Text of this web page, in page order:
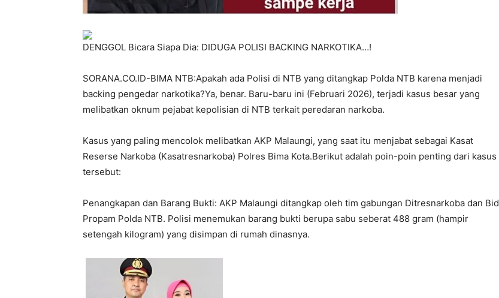
DENGGOL Bicara Siapa Dia: DIDUGA POLISI BACKING NARKOTIKA…!
SORANA.CO.ID-BIMA NTB:Apakah ada Polisi di NTB yang ditangkap Polda NTB karena menjadi
backing pengedar narkotika?Ya, benar. Baru-baru ini (Februari 2026), terjadi kasus besar yang
melibatkan oknum pejabat kepolisian di NTB terkait peredaran narkoba.
Kasus yang paling mencolok melibatkan AKP Malaungi, yang saat itu menjabat sebagai Kasat
Reserse Narkoba (Kasatresnarkoba) Polres Bima Kota.Berikut adalah poin-poin penting dari kasus
tersebut:
Penangkapan dan Barang Bukti: AKP Malaungi ditangkap oleh tim gabungan Ditresnarkoba dan Bid
Propam Polda NTB. Polisi menemukan barang bukti berupa sabu seberat 488 gram (hampir
setengah kilogram) yang disimpan di rumah dinasnya.